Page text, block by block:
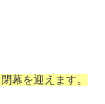
幕を迎えます。